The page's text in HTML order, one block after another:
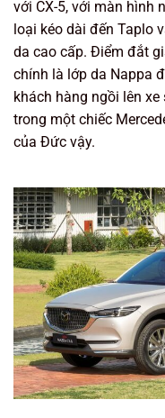
với CX-5, với màn hình
loại kéo dài đến Taplo
da cao cấp. Điểm đắt
chính là lớp da Nappa
khách hàng ngồi lên
trong một chiếc
của Đức vậy.